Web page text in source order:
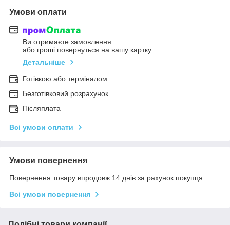
Умови оплати
Ви отримаєте замовлення
або гроші повернуться на вашу картку
Детальніше
Готівкою або терміналом
Безготівковий розрахунок
Післяплата
Всі умови оплати
Умови повернення
Повернення товару впродовж 14 днів за рахунок покупця
Всі умови повернення